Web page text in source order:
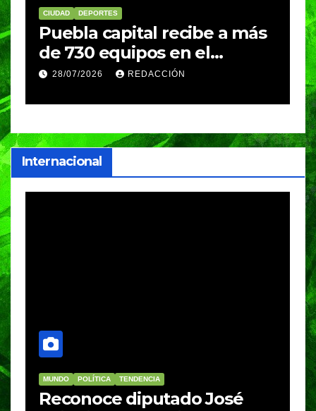
capital recibe a más
en el
Máster de Voleibol
REDACCIÓN
BUAP
medallas en
Nacional de
clasifica a
Internacional
TENDENCIA
diputado José
Incendio